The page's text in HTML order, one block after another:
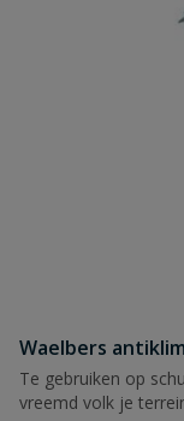
Waelbers
Te gebruiken op
vreemd volk je